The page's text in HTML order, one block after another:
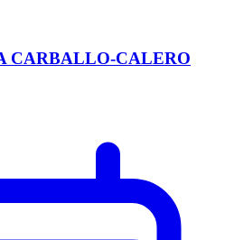
CARBALLO-CALERO